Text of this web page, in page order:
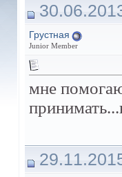
Грустная
Junior Member
мне